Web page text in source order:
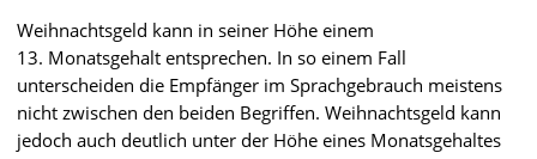
Weihnachtsgeld kann in seiner Höhe einem
13. Monatsgehalt entsprechen. In so einem Fall
unterscheiden die Empfänger im Sprachgebrauch meistens
nicht zwischen den beiden Begriffen. Weihnachtsgeld kann
jedoch auch deutlich unter der Höhe eines Monatsgehaltes